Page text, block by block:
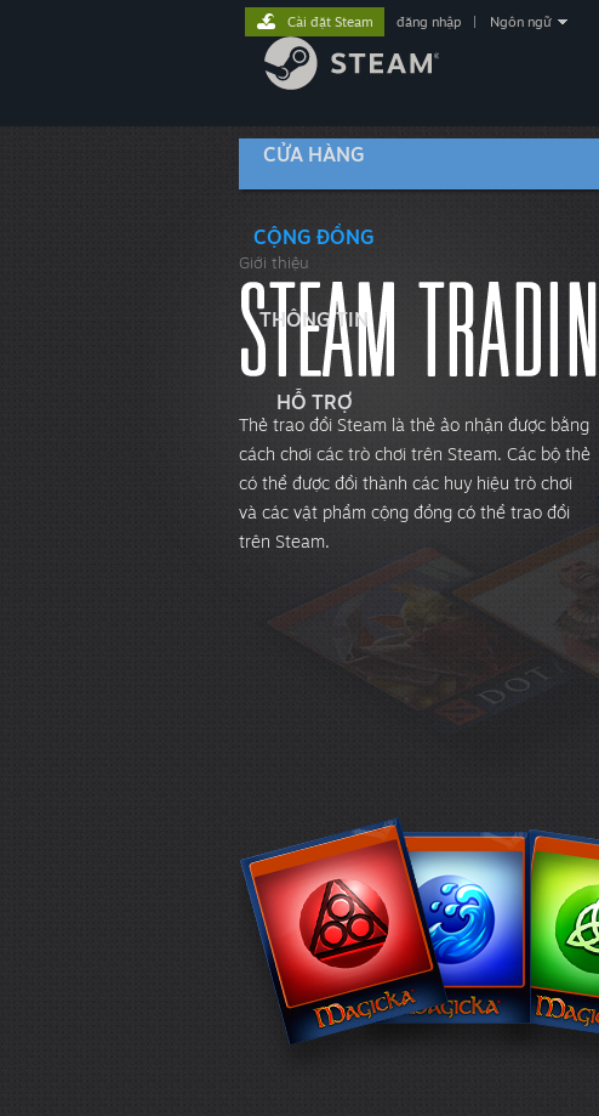
CỬA HÀNG
CỘNG ĐỒNG
THÔNG TIN
HỖ TRỢ
Cài đặt Steam đăng nhập Ngôn ngữ
Giới thiệu
Thẻ trao đổi Steam là thẻ ảo nhận được bằng
cách chơi các trò chơi trên Steam. Các bộ thẻ
có thể được đổi thành các huy hiệu trò chơi
và các vật phẩm cộng đồng có thể trao đổi
trên Steam.